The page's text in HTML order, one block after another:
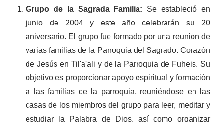
Grupo de la Sagrada Familia: Se estableció en
junio de 2004 y este año celebrarán su 20
aniversario. El grupo fue formado por una reunión de
varias familias de la Parroquia del Sagrado. Corazón
de Jesús en Til'a'ali y de la Parroquia de Fuheis. Su
objetivo es proporcionar apoyo espiritual y formación
a las familias de la parroquia, reuniéndose en las
casas de los miembros del grupo para leer, meditar y